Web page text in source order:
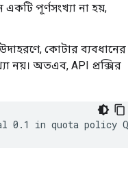
একটি পূর্ণসংখ্যা না হয়,
কোটার ব্যবধানের
নয়। অতএব, API প্রক্সির